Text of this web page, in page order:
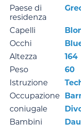
Paese di
residenza
Capelli
Occhi
Altezza
164
Peso
60
Istruzione
Occupazione
coniugale
Bambini